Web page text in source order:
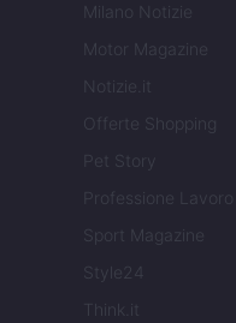
Milano Notizie
Motor Magazine
Notizie.it
Offerte Shopping
Pet Story
Professione Lavoro
Sport Magazine
Style24
Think.it